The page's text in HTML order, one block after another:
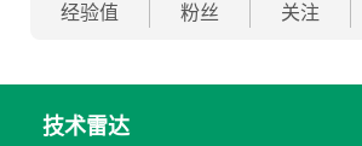
经验值 粉丝 关注
技术雷达